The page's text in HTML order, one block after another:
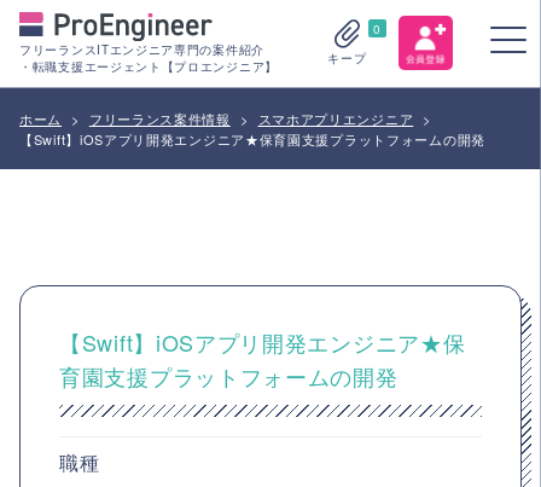
フリーランスITエンジニア専門の案件紹介
・転職支援エージェント【プロエンジニア】
0
キープ
ホーム > フリーランス案件情報 > スマホアプリエンジニア
>
【Swift】iOSアプリ開発エンジニア★保育園支援プラットフォームの開発
【Swift】iOSアプリ開発エンジニア★保
育園支援プラットフォームの開発
職種